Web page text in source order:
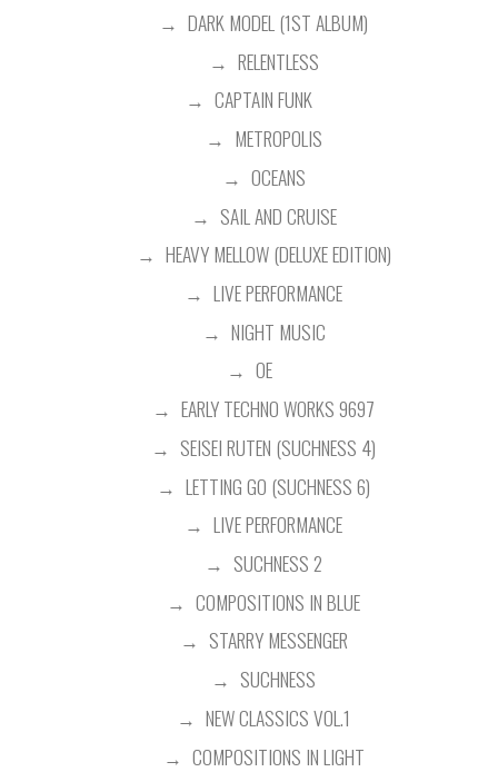
DARK MODEL (1ST ALBUM)
RELENTLESS
CAPTAIN FUNK
METROPOLIS
OCEANS
SAIL AND CRUISE
HEAVY MELLOW (DELUXE EDITION)
LIVE PERFORMANCE
NIGHT MUSIC
OE
EARLY TECHNO WORKS 9697
SEISEI RUTEN (SUCHNESS 4)
LETTING GO (SUCHNESS 6)
LIVE PERFORMANCE
SUCHNESS 2
COMPOSITIONS IN BLUE
STARRY MESSENGER
SUCHNESS
NEW CLASSICS VOL.1
COMPOSITIONS IN LIGHT